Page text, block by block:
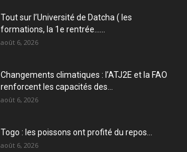
Tout sur l’Université de Datcha ( les
formations, la 1e rentrée…...
août 6, 2026
Changements climatiques : l’ATJ2E et la FAO
renforcent les capacités des...
août 6, 2026
Togo : les poissons ont profité du repos…
août 6, 2026